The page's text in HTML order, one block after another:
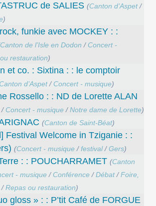
de SALIES (Canton d’Aspet/
)
funkie avec MOCKEY : :
Canton de l’Isle en Dodon / Concert -
restauration)
et co. : Sixtina : : le comptoir
d’Aspet/ Concert - musique)
Rossello : : ND de Lorette ALAN
/ Concert - musique/Notre dame de Lorette)
(Canton de Saint-Béat)
Festival Welcome in Tziganie : :
(Concert - musique/festival/Gers)
: : POUCHARRAMET (Canton
- musique/ Conférence/Débat/Foire,
/Repas ou restauration)
gloss » : : P’tit Café de FORGUE